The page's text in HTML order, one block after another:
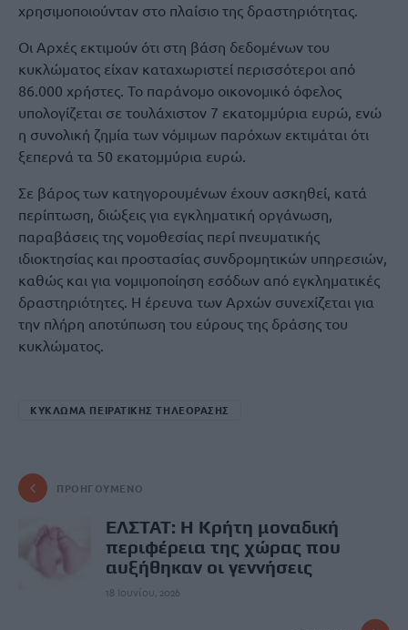
χρησιμοποιούνταν στο πλαίσιο της δραστηριότητας.
Οι Αρχές εκτιμούν ότι στη βάση δεδομένων του
κυκλώματος είχαν καταχωριστεί περισσότεροι από
86.000 χρήστες. Το παράνομο οικονομικό όφελος
υπολογίζεται σε τουλάχιστον 7 εκατομμύρια ευρώ, ενώ
η συνολική ζημία των νόμιμων παρόχων εκτιμάται ότι
ξεπερνά τα 50 εκατομμύρια ευρώ.
Σε βάρος των κατηγορουμένων έχουν ασκηθεί, κατά
περίπτωση, διώξεις για εγκληματική οργάνωση,
παραβάσεις της νομοθεσίας περί πνευματικής
ιδιοκτησίας και προστασίας συνδρομητικών υπηρεσιών,
καθώς και για νομιμοποίηση εσόδων από εγκληματικές
δραστηριότητες. Η έρευνα των Αρχών συνεχίζεται για
την πλήρη αποτύπωση του εύρους της δράσης του
κυκλώματος.
ΚΥΚΛΩΜΑ ΠΕΙΡΑΤΙΚΗΣ ΤΗΛΕΟΡΑΣΗΣ
ΠΡΟΗΓΟΎΜΕΝΟ
ΕΛΣΤΑΤ: Η Κρήτη μοναδική
περιφέρεια της χώρας που
αυξήθηκαν οι γεννήσεις
18 Ιουνίου, 2026